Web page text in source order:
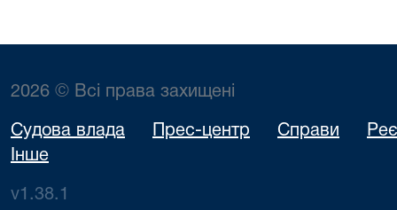
2026 © Всі права захищені
Судова влада Прес-центр Справи
Інше
v1.38.1